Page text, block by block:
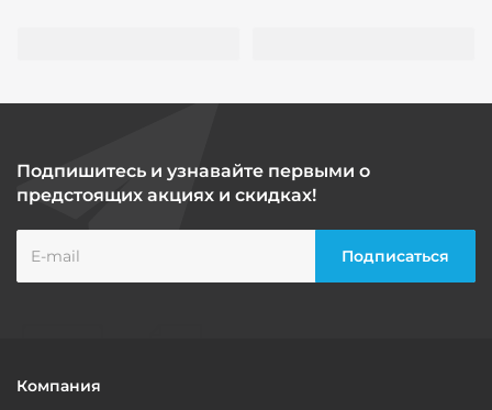
Подпишитесь и узнавайте первыми о
предстоящих акциях и скидках!
Компания